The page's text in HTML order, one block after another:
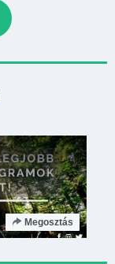
Megosztás